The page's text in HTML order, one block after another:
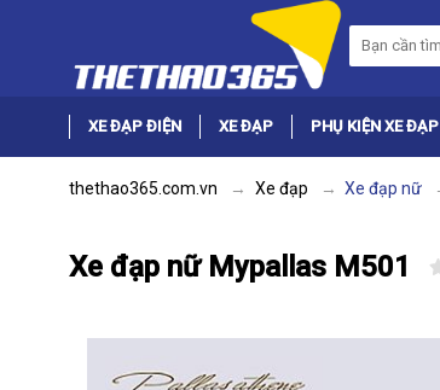
XE ĐẠP ĐIỆN XE ĐẠP PHỤ KIỆN XE ĐẠP
thethao365.com.vn Xe đạp Xe đạp nữ
Xe đạp nữ Mypallas M501